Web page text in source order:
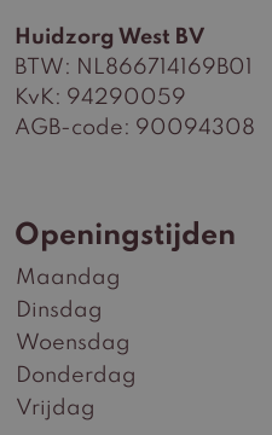
Huidzorg West BV
BTW: NL866714169B01
KvK: 94290059
AGB-code: 90094308
Openingstijden
Maandag
Dinsdag
Woensdag
Donderdag
Vrijdag